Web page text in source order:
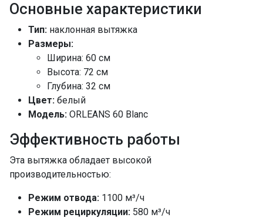
Основные характеристики
Тип: наклонная вытяжка
Размеры:
Ширина: 60 см
Высота: 72 см
Глубина: 32 см
Цвет: белый
Модель: ORLEANS 60 Blanc
Эффективность работы
Эта вытяжка обладает высокой
производительностью:
Режим отвода: 1100 м³/ч
Режим рециркуляции: 580 м³/ч